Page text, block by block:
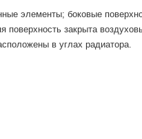
элементы; боковые
закрыта
в углах радиатора.